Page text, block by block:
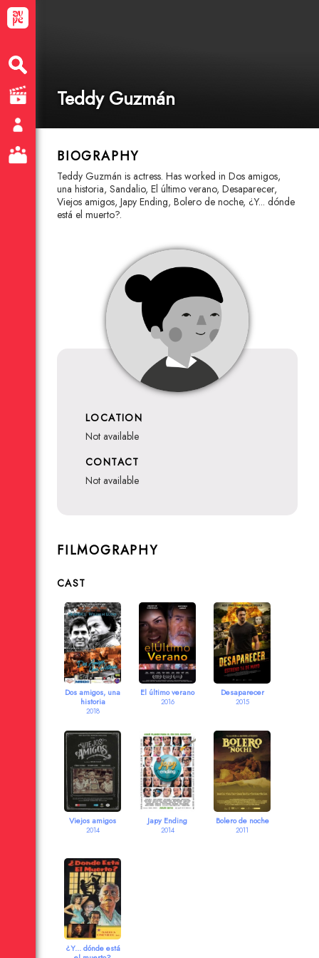
Teddy Guzmán
BIOGRAPHY
Teddy Guzmán is actress. Has worked in Dos amigos,
una historia, Sandalio, El último verano, Desaparecer,
Viejos amigos, Japy Ending, Bolero de noche, ¿Y... dónde
está el muerto?.
LOCATION
not available
CONTACT
not available
FILMOGRAPHY
CAST
Dos amigos, una
historia
2018
El último verano
2016
Desaparecer
2015
Viejos amigos
2014
Japy Ending
2014
Bolero de noche
2011
¿Y... dónde está